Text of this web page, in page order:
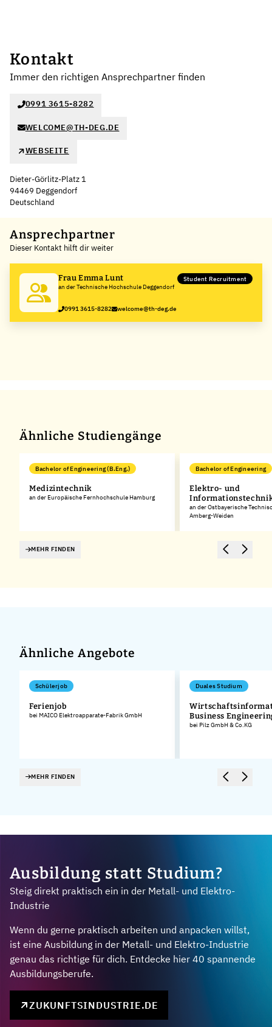
Kontakt
Immer den richtigen Ansprechpartner finden
0991 3615-8282
WELCOME@TH-DEG.DE
WEBSEITE
Dieter-Görlitz-Platz 1
94469 Deggendorf
Deutschland
+
−
Ansprechpartner
Dieser Kontakt hilft dir weiter
Frau Emma Lunt
an der Technische Hochschule Deggendorf
Student Recruitment
0991 3615-8282 welcome@th-deg.de
Ähnliche Studiengänge
Bachelor of Engineering (B.Eng.)
Medizintechnik
an der Europäische Fernhochschule Hamburg
Bachelor of Engineering
Elektro- und
an der Ostbayerische
Amberg-Weiden
MEHR FINDEN
Ähnliche Angebote
Schülerjob
Ferienjob
bei MAICO Elektroapparate-Fabrik GmbH
Duales Studium
Business
bei Pilz GmbH & Co.KG
MEHR FINDEN
Ausbildung statt Studium?
Steig direkt praktisch ein in der Metall- und Elektro-
Industrie
Wenn du gerne praktisch arbeiten und anpacken willst,
ist eine Ausbildung in der Metall- und Elektro-Industrie
genau das richtige für dich. Entdecke hier 40 spannende
Ausbildungsberufe.
ZUKUNFTSINDUSTRIE.DE